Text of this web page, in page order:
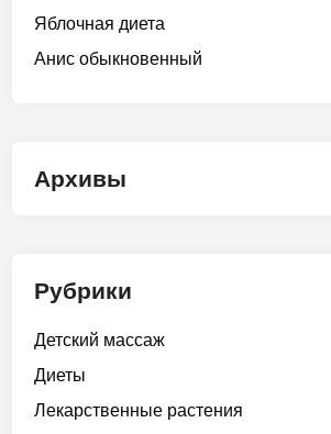
Яблочная диета
Анис обыкновенный
Архивы
Рубрики
Детский массаж
Диеты
Лекарственные растения